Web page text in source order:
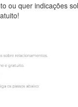
ou quer indicações